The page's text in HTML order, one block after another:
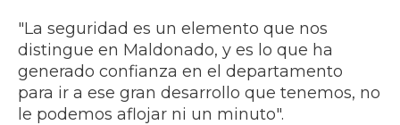
"La seguridad es un elemento que nos
distingue en Maldonado, y es lo que ha
generado confianza en el departamento
para ir a ese gran desarrollo que tenemos, no
le podemos aflojar ni un minuto".